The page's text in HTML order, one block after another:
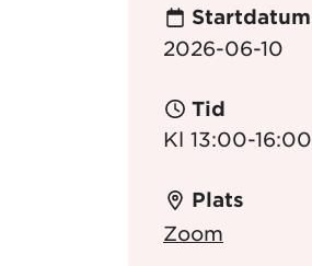
Startdatum
2026-06-10
Tid
Kl 13:00-16:00
Plats
Zoom